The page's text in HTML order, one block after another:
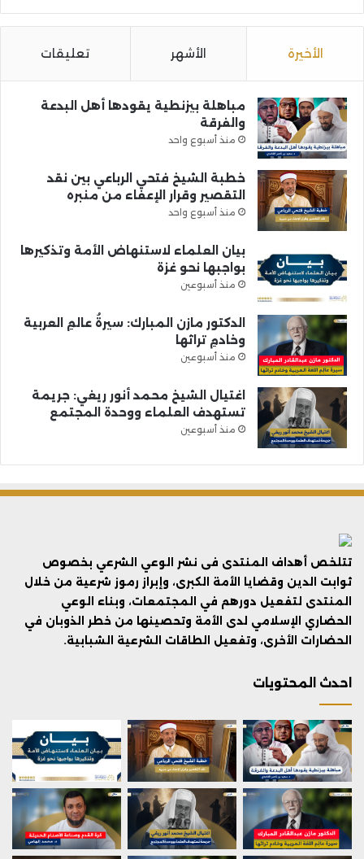
الأخيرة الأشهر تعليقات
مباهلة بيزنطية يقودها أهل البدعة
والفرقة
منذ أسبوع واحد
خطبة الشيخ فتحي الرباعي بين نقد
التقصير وقرار الإعفاء من منبره
منذ أسبوع واحد
بيان العلماء لاستنهاض الأمة وتذكيرها
بواجبها نحو غزة
منذ أسبوعين
الدكتور مازن المبارك: سيرةُ عالمِ العربية
وخادمِ تراثها
منذ أسبوعين
اغتيال الشيخ محمد أنور ريغي: جريمة
تستهدف العلماء ووحدة المجتمع
منذ أسبوعين
تتلخص أهداف المنتدى فى نشر الوعي الشرعي بخصوص
ثوابت الدين وقضايا الأمة الكبرى، وإبراز رموز شرعية من خلال
المنتدى لتفعيل دورهم في المجتمعات، وبناء الوعي
الحضاري الإسلامي لدى الأمة وتحصينها من خطر الذوبان في
الحضارات الأخرى، وتفعيل الطاقات الشرعية الشبابية.
احدث المحتويات